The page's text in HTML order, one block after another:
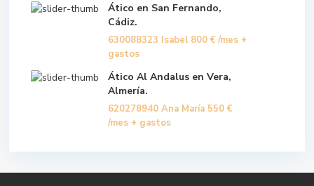
Ático en San Fernando,
Cádiz.
630088323 Isabel 800 € /mes +
gastos
Ático Al Andalus en Vera,
Almería.
620278940 Ana María 550 €
/mes + gastos